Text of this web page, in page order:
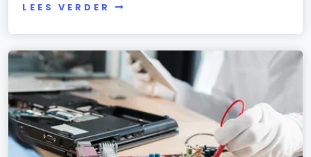
LEES VERDER